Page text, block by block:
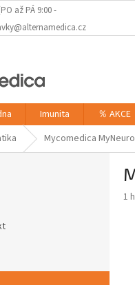
až PÁ 9:00 -
Imunita ％ AKCE
Mycomedica
1